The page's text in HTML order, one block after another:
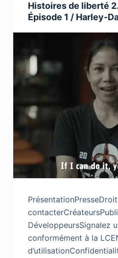
Histoires de liberté
Épisode 1 / Harley-
DéveloppeursSignalez
conformément à la